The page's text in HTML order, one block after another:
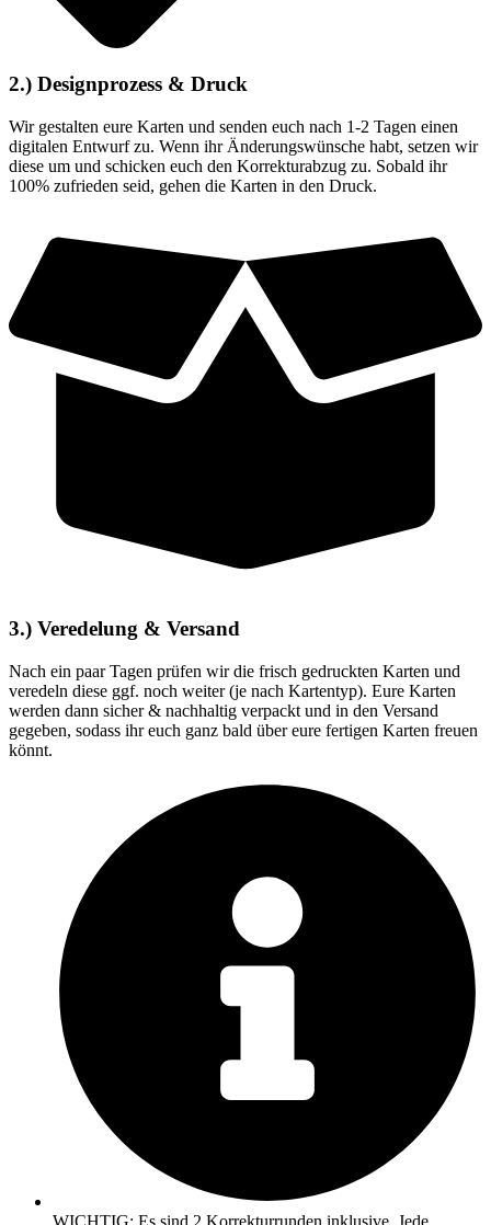
2.) Designprozess & Druck
Wir gestalten eure Karten und senden euch nach 1-2 Tagen einen
digitalen Entwurf zu. Wenn ihr Änderungswünsche habt, setzen wir
diese um und schicken euch den Korrekturabzug zu. Sobald ihr
100% zufrieden seid, gehen die Karten in den Druck.
3.) Veredelung & Versand
Nach ein paar Tagen prüfen wir die frisch gedruckten Karten und
veredeln diese ggf. noch weiter (je nach Kartentyp). Eure Karten
werden dann sicher & nachhaltig verpackt und in den Versand
gegeben, sodass ihr euch ganz bald über eure fertigen Karten freuen
könnt.